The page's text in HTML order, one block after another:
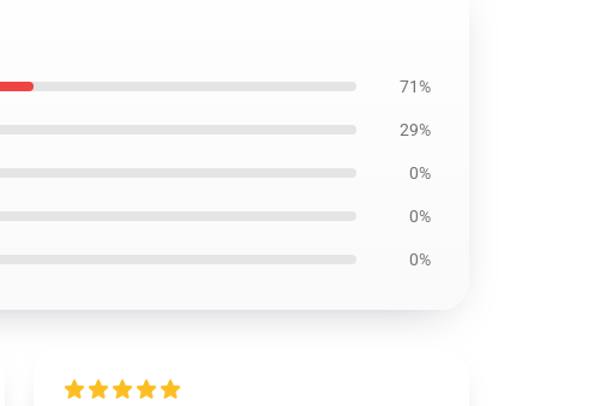
71%
29%
0%
0%
0%